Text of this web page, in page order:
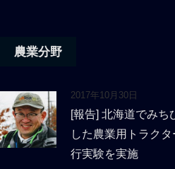
農業分野
2017年10月30日
[報告] 北海道でみち
した農業用トラク
行実験を実施